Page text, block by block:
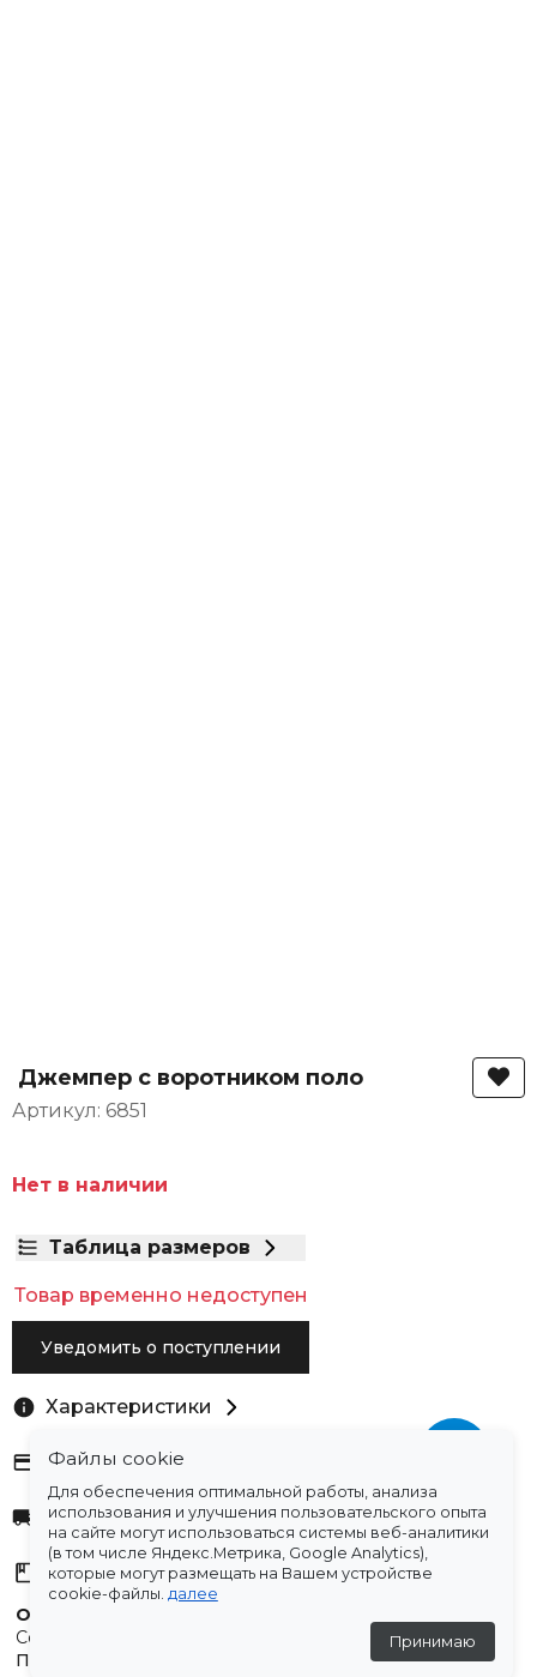
Джемпер с воротником поло
Артикул: 6851
Нет в наличии
Таблица размеров
Товар временно недоступен
Уведомить о поступлении
Характеристики
Оплата
Доставка
Склады
Остались вопросы?
Создали для вас подборку часто задаваемых вопросов.
Переходи по ссылке
Файлы cookie
Для обеспечения оптимальной работы, анализа
использования и улучшения пользовательского опыта
на сайте могут использоваться системы веб-аналитики
(в том числе Яндекс.Метрика, Google Analytics),
которые могут размещать на Вашем устройстве
cookie-файлы. далее
Принимаю